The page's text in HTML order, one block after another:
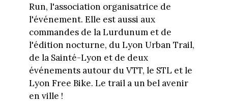
Run, l'association organisatrice de
l'événement. Elle est aussi aux
commandes de la Lurdunum et de
l'édition nocturne, du Lyon Urban Trail,
de la Sainté-Lyon et de deux
événements autour du VTT, le STL et le
Lyon Free Bike. Le trail a un bel avenir
en ville !